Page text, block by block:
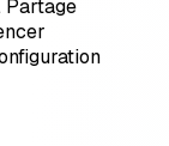
Partage